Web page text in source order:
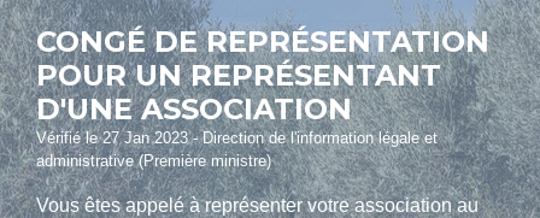
CONGÉ DE REPRÉSENTATION
POUR UN REPRÉSENTANT
D'UNE ASSOCIATION
Vérifié le 27 Jan 2023 - Direction de l'information légale et
administrative (Première ministre)
Vous êtes appelé à représenter votre association au